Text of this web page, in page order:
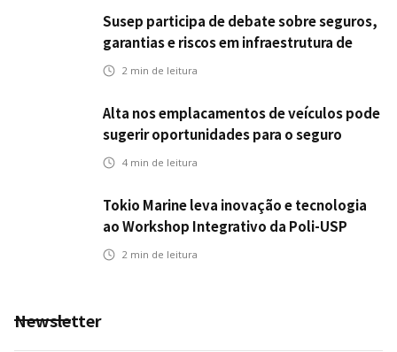
Susep participa de debate sobre seguros,
garantias e riscos em infraestrutura de
transportes
2 min de leitura
Alta nos emplacamentos de veículos pode
sugerir oportunidades para o seguro
automotivo
4 min de leitura
Tokio Marine leva inovação e tecnologia
ao Workshop Integrativo da Poli-USP
2 min de leitura
Newsletter